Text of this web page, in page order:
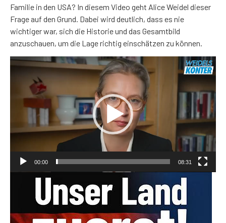
Familie in den USA? In diesem Video geht Alice Weidel dieser
Frage auf den Grund. Dabei wird deutlich, dass es nie
wichtiger war, sich die Historie und das Gesamtbild
anzuschauen, um die Lage richtig einschätzen zu können.
Video-
Player
00:00 08:31